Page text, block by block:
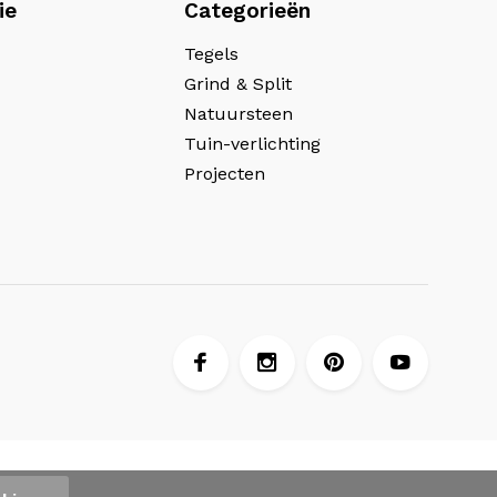
Categorieën
Tegels
Grind & Split
Natuursteen
Tuin-verlichting
Projecten